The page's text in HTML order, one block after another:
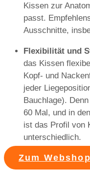
Kissen zur
passt.
Ausschnitte,
Flexibilität und
das Kissen
Kopf- und
jeder
Bauchlage).
60 Mal, und in
ist das Profil von
unterschiedlich.
Zum Webshop